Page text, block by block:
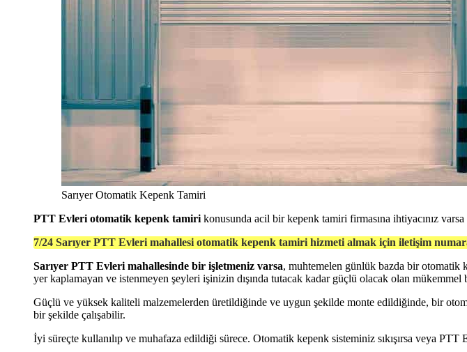
Sarıyer Otomatik Kepenk Tamiri
PTT Evleri otomatik kepenk tamiri konusunda acil bir kepenk tamiri firmasına ihtiyacınız
7/24 Sarıyer PTT Evleri mahallesi otomatik kepenk tamiri hizmeti almak için iletişim
Sarıyer PTT Evleri mahallesinde bir işletmeniz varsa, muhtemelen günlük bazda bir otomatik
yer kaplamayan ve istenmeyen şeyleri işinizin dışında tutacak kadar güçlü olacak olan mükemmel
Güçlü ve yüksek kaliteli malzemelerden üretildiğinde ve uygun şekilde monte edildiğinde, bir
bir şekilde çalışabilir.
İyi süreçte kullanılıp ve muhafaza edildiği sürece. Otomatik kepenk sisteminiz sıkışırsa veya PTT